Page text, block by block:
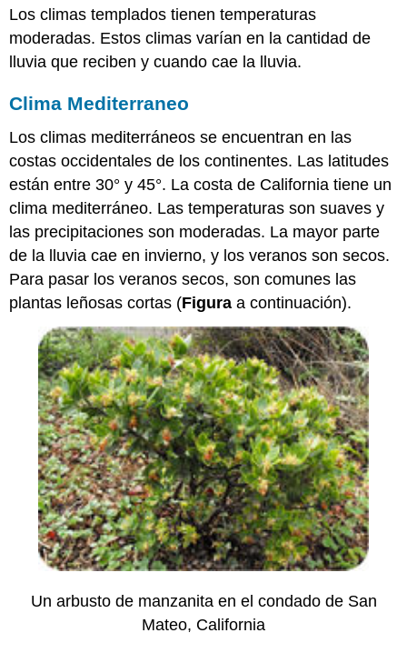
Los climas templados tienen temperaturas
moderadas. Estos climas varían en la cantidad de
lluvia que reciben y cuando cae la lluvia.
Clima Mediterraneo
Los climas mediterráneos se encuentran en las
costas occidentales de los continentes. Las latitudes
están entre 30° y 45°. La costa de California tiene un
clima mediterráneo. Las temperaturas son suaves y
las precipitaciones son moderadas. La mayor parte
de la lluvia cae en invierno, y los veranos son secos.
Para pasar los veranos secos, son comunes las
plantas leñosas cortas (Figura a continuación).
Un arbusto de manzanita en el condado de San
Mateo, California